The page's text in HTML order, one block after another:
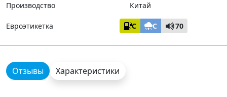
Производство
Китай
Евроэтикетка C C 70
Отзывы Характеристики